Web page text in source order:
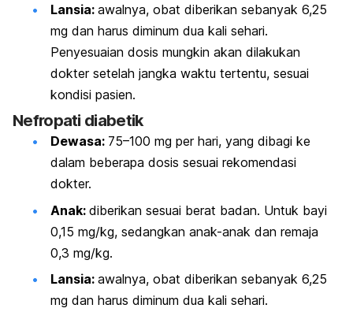
Lansia: awalnya, obat diberikan sebanyak 6,25
mg dan harus diminum dua kali sehari.
Penyesuaian dosis mungkin akan dilakukan
dokter setelah jangka waktu tertentu, sesuai
kondisi pasien.
Nefropati diabetik
Dewasa: 75–100 mg per hari, yang dibagi ke
dalam beberapa dosis sesuai rekomendasi
dokter.
Anak: diberikan sesuai berat badan. Untuk bayi
0,15 mg/kg, sedangkan anak-anak dan remaja
0,3 mg/kg.
Lansia: awalnya, obat diberikan sebanyak 6,25
mg dan harus diminum dua kali sehari.